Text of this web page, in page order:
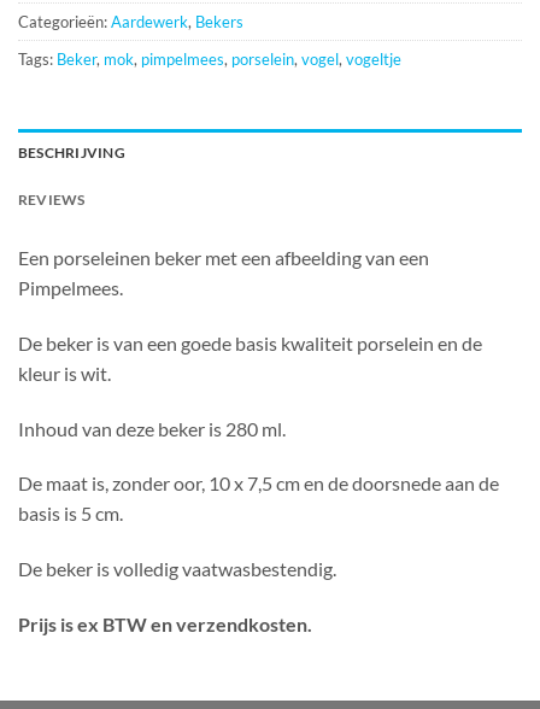
Categorieën:Aardewerk, Bekers
Tags: Beker, mok, pimpelmees, porselein, vogel, vogeltje
BESCHRIJVING
REVIEWS
Een porseleinen beker met een afbeelding van een
Pimpelmees.
De beker is van een goede basis kwaliteit porselein en de
kleur is wit.
Inhoud van deze beker is 280 ml.
De maat is, zonder oor, 10 x 7,5 cm en de doorsnede aan de
basis is 5 cm.
De beker is volledig vaatwasbestendig.
Prijs is ex BTW en verzendkosten.